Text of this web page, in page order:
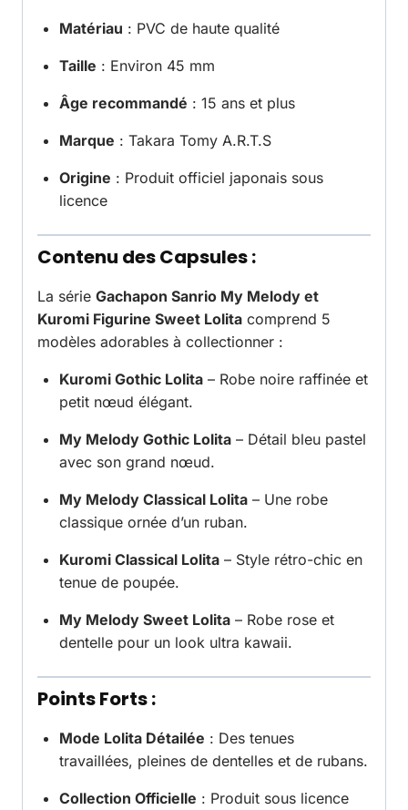
Matériau : PVC de haute qualité
Taille : Environ 45 mm
Âge recommandé : 15 ans et plus
Marque : Takara Tomy A.R.T.S
Origine : Produit officiel japonais sous
licence
Contenu des Capsules :
La série Gachapon Sanrio My Melody et
Kuromi Figurine Sweet Lolita comprend 5
modèles adorables à collectionner :
Kuromi Gothic Lolita – Robe noire raffinée et
petit nœud élégant.
My Melody Gothic Lolita – Détail bleu pastel
avec son grand nœud.
My Melody Classical Lolita – Une robe
classique ornée d’un ruban.
Kuromi Classical Lolita – Style rétro-chic en
tenue de poupée.
My Melody Sweet Lolita – Robe rose et
dentelle pour un look ultra kawaii.
Points Forts :
Mode Lolita Détailée : Des tenues
travaillées, pleines de dentelles et de rubans.
Collection Officielle : Produit sous licence